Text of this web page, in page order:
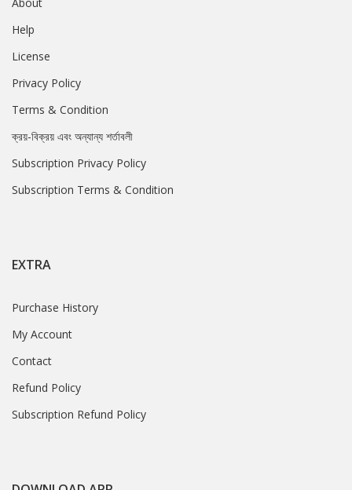
About
Help
License
Privacy Policy
Terms & Condition
ক্রয়-বিক্রয় এবং অন্যান্য শর্তাবলী
Subscription Privacy Policy
Subscription Terms & Condition
EXTRA
Purchase History
My Account
Contact
Refund Policy
Subscription Refund Policy